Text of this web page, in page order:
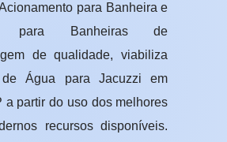
para Banheira e
para Banheiras de
de qualidade, viabiliza
de Água para Jacuzzi em
a partir do uso dos melhores
recursos disponíveis.